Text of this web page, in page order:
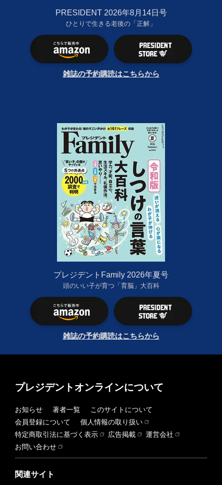
PRESIDENT 2026年8月14日号
ひとりで生きる老後の「正解」
雑誌の予約購読はこちらから
プレジデントFamily 2026年夏号
頭のいい子が育つ「育脳」大百科
雑誌の予約購読はこちらから
プレジデントオンラインについて
お知らせ 著者一覧
このサイトについて
会員登録について
個人情報の取り扱い
特定商取引法に基づく表示
広告掲載
運営会社
お問い合わせ
関連サイト